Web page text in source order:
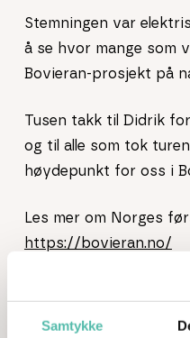
Samtykke
Stemningen var
å se hvor mange som
Bovieran-prosjekt på
Tusen takk til Didrik
og til alle som tok
høydepunkt for oss i
Les mer om Norges
https://bovieran.no/